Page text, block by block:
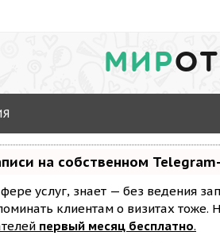
МИР
на собственном
услуг, знает — без ведения
клиентам о визитах
первый месяц бесплатно.